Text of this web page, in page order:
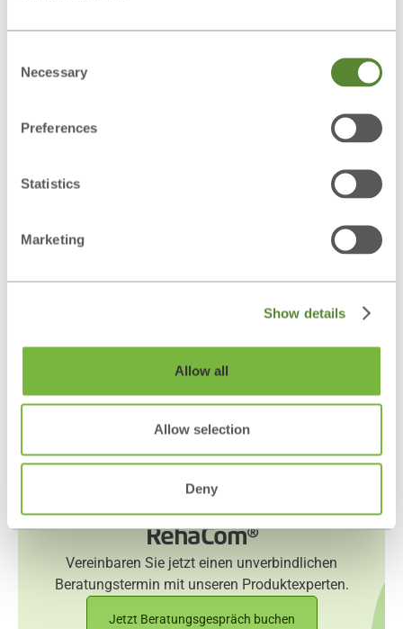
Selection
Necessary
Preferences
Statistics
Marketing
Show details
Allow all
Allow selection
Deny
Bewegungsbahn (z. B. unvorhersehbare
Portugiesisch, Italienisch, Griechisch, Schwedisch,
(Niederl.), Russisch
Erfahren Sie mehr über
RehaCom®
Vereinbaren Sie jetzt einen unverbindlichen
Beratungstermin mit unseren Produktexperten.
Jetzt Beratungsgespräch buchen